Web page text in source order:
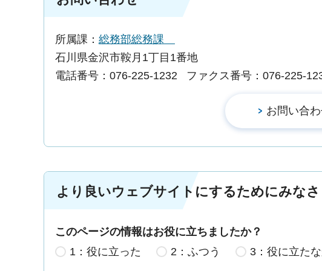
所属課： 総務部総務課
石川県金沢市鞍月1丁目1番地
電話番号：076-225-1232
ファクス番号：076-225-
より良いウェブサイトにするためにみな
このページの情報はお役に立ちましたか？
1：役に立った
2：ふつう 3：役に立た